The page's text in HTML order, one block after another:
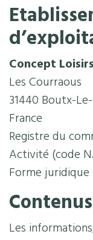
Concept Loisirs
Les Courraous
31440 Boutx-
France
Registre du
Activité (code
Forme juridique
Les